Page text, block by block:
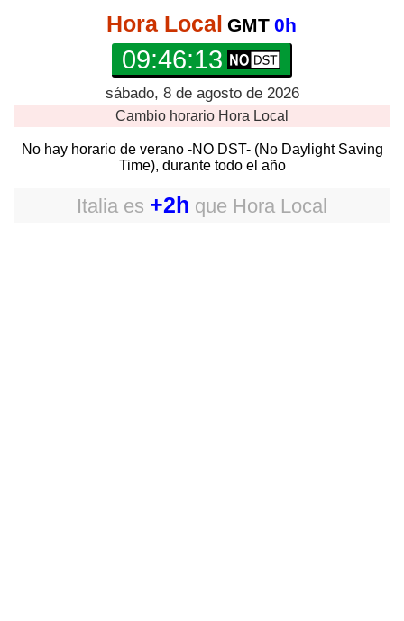
Hora Local GMT 0h
09:46:14
sábado, 8 de agosto de 2026
Cambio horario Hora Local
No hay horario de verano -NO DST- (No Daylight Saving
Time), durante todo el año
Italia es +2h que Hora Local